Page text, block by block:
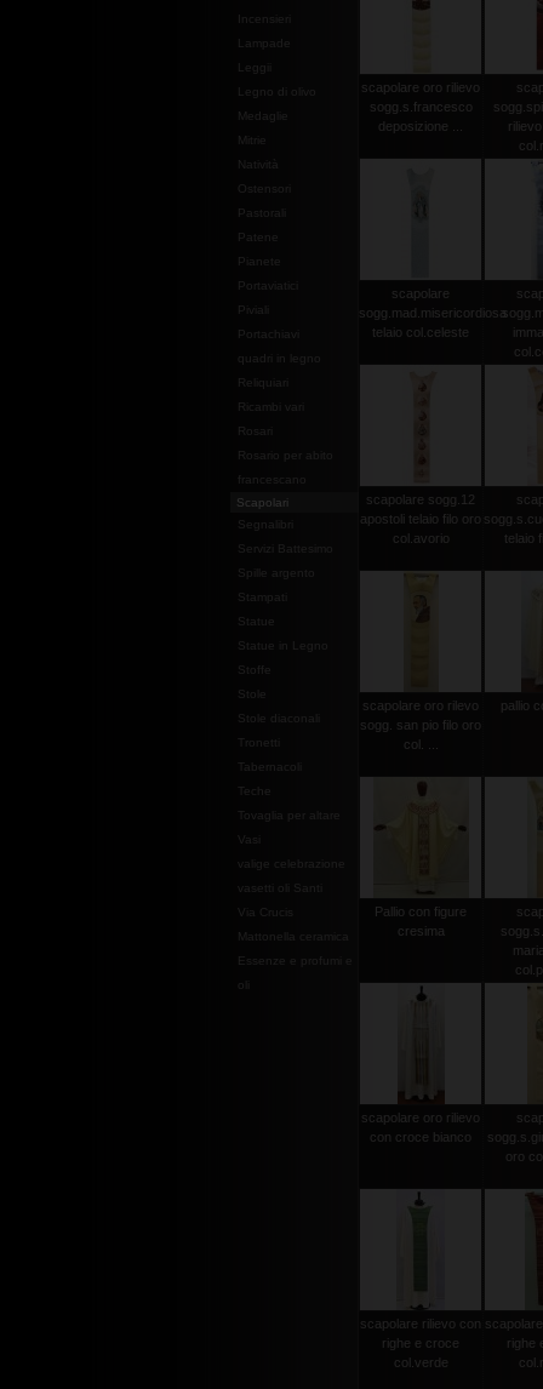
Leggii
Legno di olivo
Medaglie
Mitrie
Natività
Ostensori
Pastorali
Patene
Pianete
Portaviatici
Piviali
Portachiavi
quadri in legno
Reliquiari
Ricambi vari
Rosari
Rosario per abito
francescano
Scapolari
Segnalibri
Servizi Battesimo
Spille argento
Stampati
Statue
Statue in Legno
Stoffe
Stole
Stole diaconali
Tabernacoli
valige celebrazione
Mattonella ceramica
Essenze e profumi e
scapolare oro rilievo
sogg.s.francesco
deposizione ...
scapolare
sogg.mad.misericordiosa
telaio col.celeste
scapolare sogg.12
apostoli telaio filo oro
col.avorio
telaio
scapolare oro rilevo
sogg. san pio filo oro
col. ...
pallio
Pallio con figure
cresima
scapolare oro rilievo
con croce bianco
oro
scapolare rilievo con
righe e croce
col.verde
righe